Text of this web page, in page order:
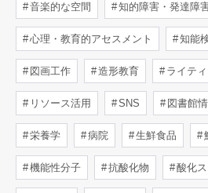
音楽的な空間 知的障害・発達障
心理・教育的アセスメント 知能
図画工作 造形教育 ライテ
リソース活用 SNS 図書館
栄養学 病院 生鮮食品
機能性分子 抗酸化物 酸化ス